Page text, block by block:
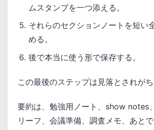
ムスタンプを一つ添える。
それらのセクションノートを短い
める。
後で本当に使う形で保存する。
この最後のステップは見落とされがち
要約は、勉強用ノート、show notes
リーフ、会議準備、調査メモ、あと